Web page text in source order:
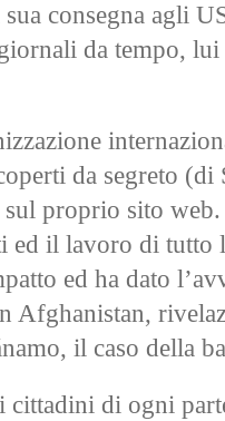
consegna agli
da tempo,
da segreto
sul proprio sito web.
il lavoro di tutto
ed ha dato
Afghanistan,
il caso della
di ogni